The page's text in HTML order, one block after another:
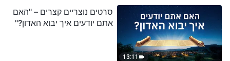
13:11
סרטים נוצריים קצרים – "האם
אתם יודעים איך יבוא האדון?"